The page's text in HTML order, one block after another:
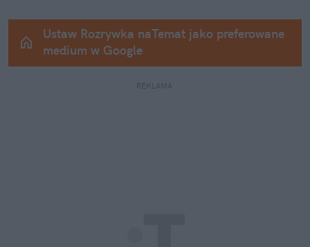
Ustaw Rozrywka naTemat jako preferowane
medium w Google
REKLAMA